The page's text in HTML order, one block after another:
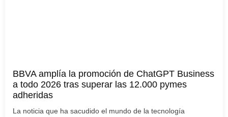
BBVA amplía la promoción de ChatGPT Business
a todo 2026 tras superar las 12.000 pymes
adheridas
La noticia que ha sacudido el mundo de la tecnología